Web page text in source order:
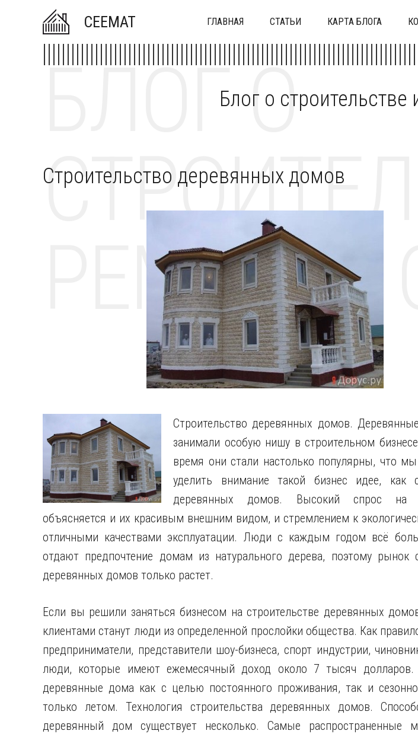
CEEMAT ГЛАВНАЯ СТАТЬИ КАРТА БЛОГА
Блог о строительстве
БЛОГ О
РЕМОНТЕ
Строительство деревянных домов
Строительство деревянных домов.
занимали особую нишу в строительном
время они стали настолько популярны, что
уделить внимание такой бизнес идее, как
деревянных домов. Высокий спрос на
объясняется и их красивым внешним видом, и стремлением к
отличными качествами эксплуатации. Люди с каждым годом всё
отдают предпочтение домам из натурального дерева, поэтому рынок
деревянных домов только растет.
Если вы решили заняться бизнесом на строительстве деревянных
клиентами станут люди из определенной прослойки общества. Как
предприниматели, представители шоу-бизнеса, спорт индустрии,
люди, которые имеют ежемесячный доход около 7 тысяч долларов.
деревянные дома как с целью постоянного проживания, так и
только летом. Технология строительства деревянных домов.
деревянный дом существует несколько. Самые распространенные